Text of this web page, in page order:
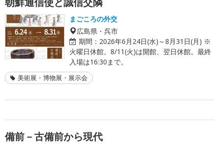
まごころの外交
広島県・呉市
期間： 2026年6月24日(水)～8月31日(月) ※
火曜日休館。8/11(火)は開館、翌日休館。最終
入場は16:30まで。
美術展・博物展・展示会
備前－古備前から現代